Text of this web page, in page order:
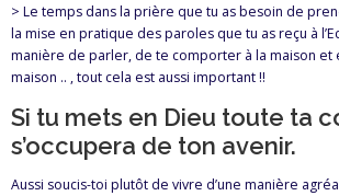
> Le temps dans la prière que tu as besoin de
la mise en pratique des paroles que tu as reçu à
manière de parler, de te comporter à la maison et
maison .. , tout cela est aussi important !!
Si tu mets en Dieu toute ta
s’occupera de ton avenir.
Aussi soucis-toi plutôt de vivre d’une manière